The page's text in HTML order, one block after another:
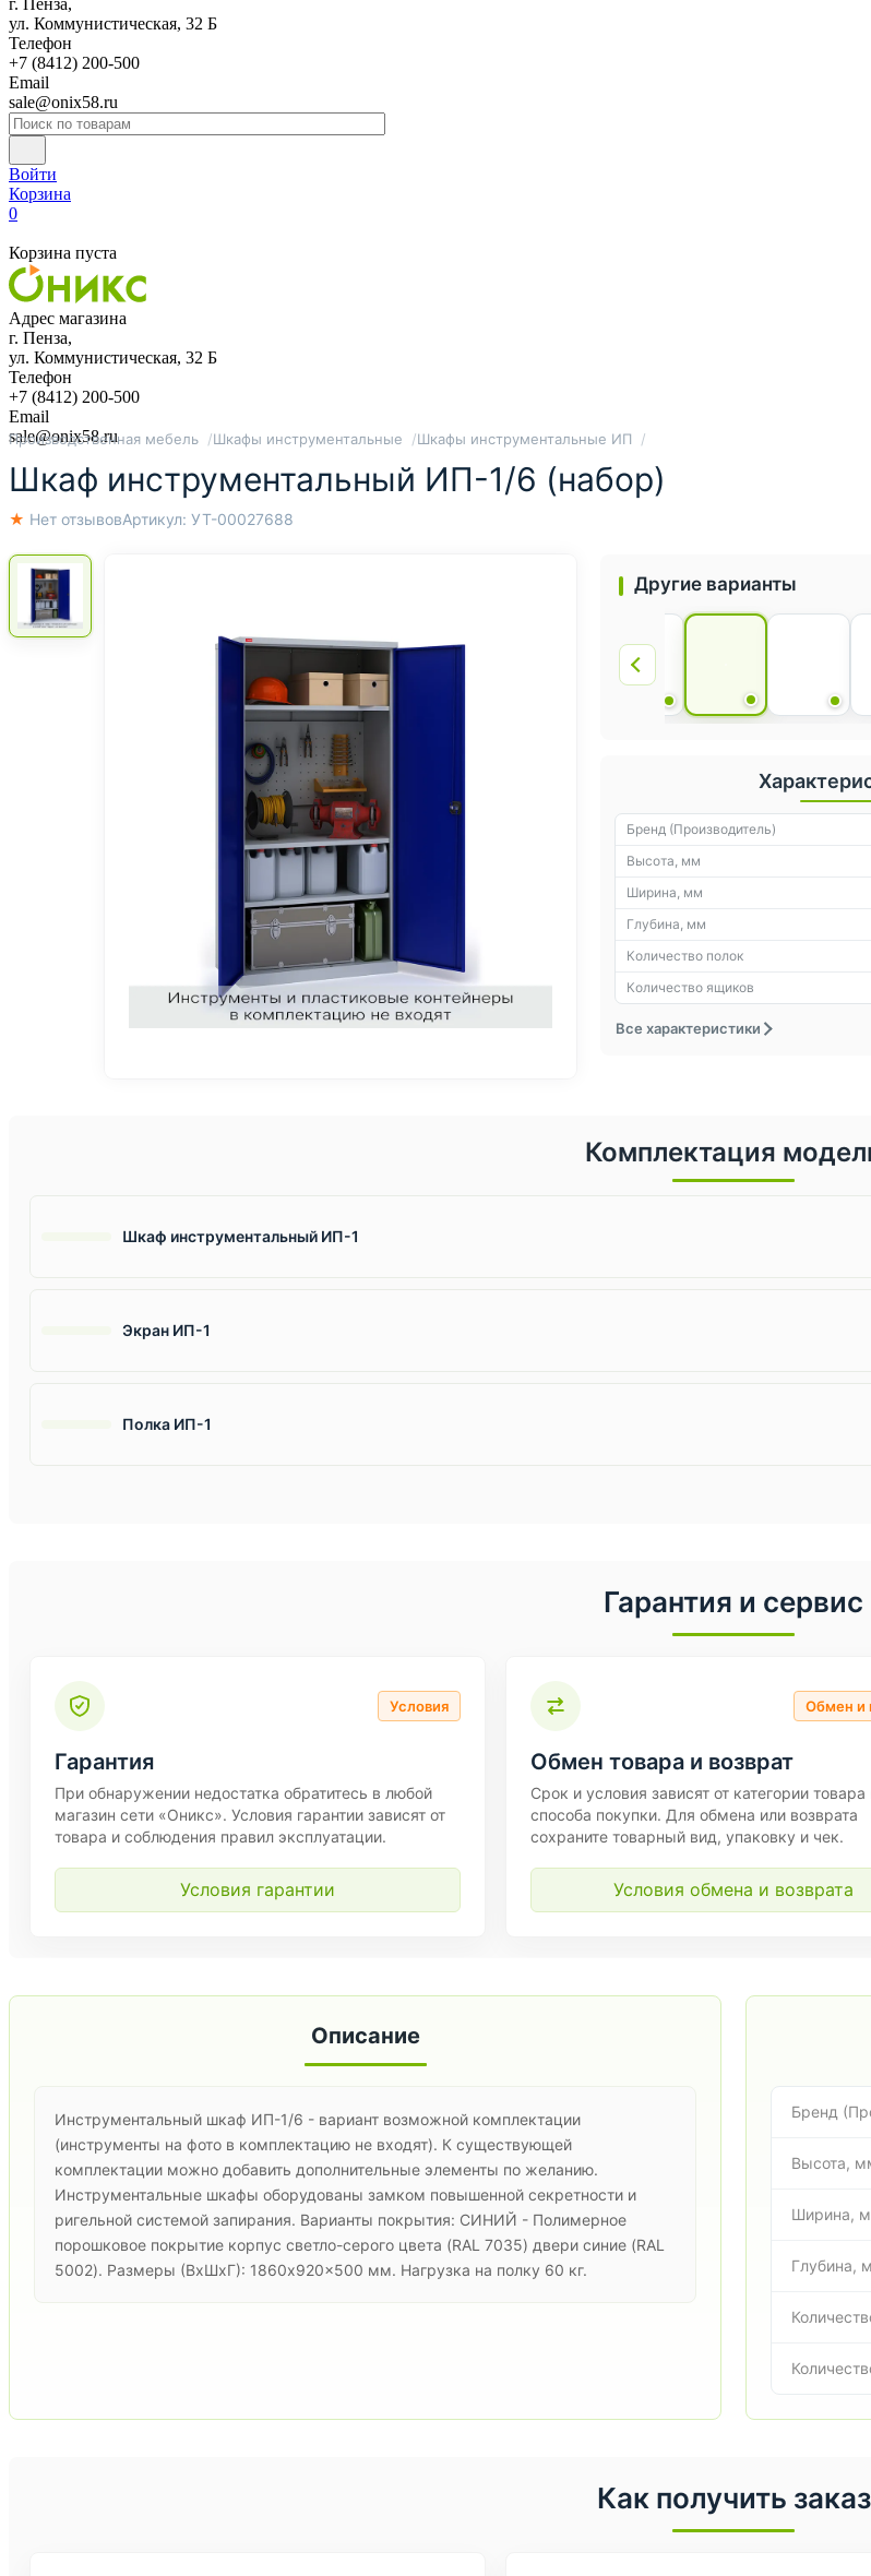
г. Пенза,
ул. Коммунистическая, 32 Б
Телефон
+7 (8412) 200-500
Email
sale@onix58.ru
Войти
Корзина
0
Корзина пуста
Адрес магазина
г. Пенза,
ул. Коммунистическая, 32 Б
Телефон
+7 (8412) 200-500
Email
sale@onix58.ru
Производственная мебель Шкафы инструментальные Шкафы инструментальные ИП
Шкаф инструментальный ИП-1/6 (набор)
★ Нет отзывовАртикул: УТ-00027688
Бренд (Производитель)
Высота, мм
Ширина, мм
Глубина, мм
Количество полок
Количество ящиков
Все характеристики
Другие варианты
Комплектация
Шкаф инструментальный ИП-1
Экран ИП-1
Полка ИП-1
Гарантия и сервис
Условия
Гарантия
При обнаружении недостатка обратитесь в любой
магазин сети «Оникс». Условия гарантии зависят от
товара и соблюдения правил эксплуатации.
Условия гарантии
Обмен и
Обмен товара и возврат
Срок и условия зависят от категории товара
способа покупки. Для обмена или возврата
сохраните товарный вид, упаковку и чек.
Условия обмена и возврата
Описание
Инструментальный шкаф ИП-1/6 - вариант возможной комплектации
(инструменты на фото в комплектацию не входят). К существующей
комплектации можно добавить дополнительные элементы по желанию.
Инструментальные шкафы оборудованы замком повышенной секретности и
ригельной системой запирания. Варианты покрытия: СИНИЙ - Полимерное
порошковое покрытие корпус светло-серого цвета (RAL 7035) двери синие (RAL
5002). Размеры (ВхШхГ): 1860x920x500 мм. Нагрузка на полку 60 кг.
Бренд
Высота,
Ширина,
Глубина,
Как получить заказ